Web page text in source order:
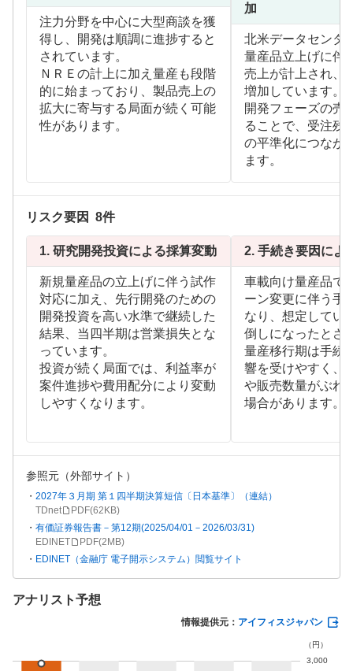
注力分野を中心に大型商談を獲
得し、開発は順調に進捗すると
されています。
ＮＲＥの計上に加え量産も段階
的に始まっており、製品売上の
拡大に寄与する局面が続く可能
性があります。
加
北米データセンタ
量産品立上げに伴
売上が計上され、
増加しています。
開発フェーズの売
ることで、受注残
の平準化につなが
ます。
リスク要因 8件
1. 研究開発投資による採算変動
新規量産品の立上げに伴う試作
対応に加え、先行開発のための
開発投資を高い水準で継続した
結果、当四半期は営業損失とな
っています。
投資が続く局面では、利益率が
案件進捗や費用配分により変動
しやすくなります。
2. 手続き要因によ
車載向け量産品で
ーン変更に伴う手
なり、想定してい
倒しになったとさ
量産移行期は手続
響を受けやすく、
や販売数量がぶれ
場合があります。
参照元（外部サイト）
2027年３月期 第１四半期決算短信〔日本基準〕（連結）
TDnet
PDF(62KB)
有価証券報告書－第12期(2025/04/01－2026/03/31)
EDINET
PDF(2MB)
EDINET（金融庁 電子開示システム）閲覧サイト
アナリスト予想
情報提供元： アイフィスジャパン